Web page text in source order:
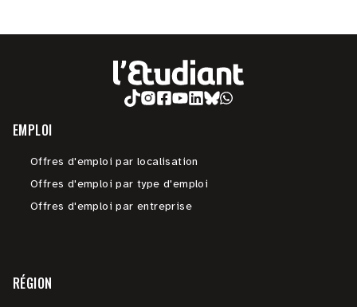
EMPLOI
Offres d'emploi par localisation
Offres d'emploi par type d'emploi
Offres d'emploi par entreprise
RÉGION